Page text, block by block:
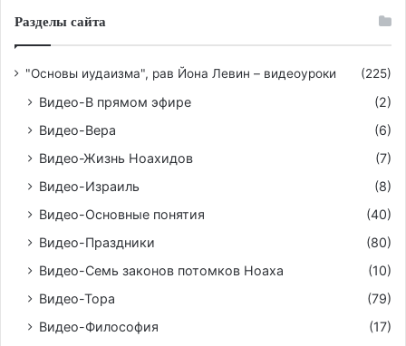
Разделы сайта
"Основы иудаизма", рав Йона Левин – видеоуроки (225)
Видео-В прямом эфире
(2)
Видео-Вера
(6)
Видео-Жизнь Ноахидов
(7)
Видео-Израиль
(8)
Видео-Основные понятия
(40)
Видео-Праздники
(80)
Видео-Семь законов потомков Ноаха
(10)
Видео-Тора
(79)
Видео-Философия
(17)